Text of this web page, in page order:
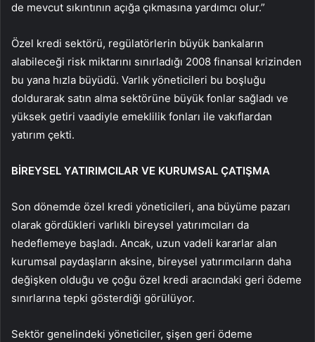
de mevcut sıkıntının açığa çıkmasına yardımcı olur.”
Özel kredi sektörü, regülatörlerin büyük bankaların
alabileceği risk miktarını sınırladığı 2008 finansal krizinden
bu yana hızla büyüdü. Varlık yöneticileri bu boşluğu
doldurarak satın alma sektörüne büyük fonlar sağladı ve
yüksek getiri vaadiyle emeklilik fonları ile vakıflardan
yatırım çekti.
BİREYSEL YATIRIMCILAR VE KURUMSAL ÇATIŞMA
Son dönemde özel kredi yöneticileri, ana büyüme pazarı
olarak gördükleri varlıklı bireysel yatırımcıları da
hedeflemeye başladı. Ancak, uzun vadeli kararlar alan
kurumsal paydaşların aksine, bireysel yatırımcıların daha
değişken olduğu ve çoğu özel kredi aracındaki geri ödeme
sınırlarına tepki gösterdiği görülüyor.
Sektör genelindeki yöneticiler, şişen geri ödeme